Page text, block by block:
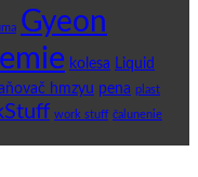
Gyeon
kolesa Liquid
hmzyu pena plast
work stuff čalunenie